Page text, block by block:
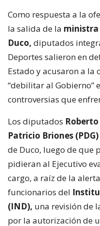
Como respuesta a la
la salida de la
Duco, diputados
Deportes salieron en
Estado y acusaron a la
“debilitar al Gobierno”
controversias que
Los diputados
Patricio Briones (PDG)
de Duco, luego de que
pidieran al Ejecutivo
cargo, a raíz de la
funcionarios del
(IND), una revisión de
por la autorización de